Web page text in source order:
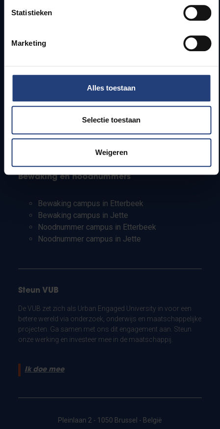
Statistieken
Marketing
Alles toestaan
Selectie toestaan
Weigeren
Onderzoeksgroepen
Personeel
PhD-studenten
Werkstudenten
Internationale studenten
Bewaking en noodnummers
Bewaking campus in Etterbeek
Bewaking campus in Jette
Noodnummer campus in Etterbeek
Noodnummer campus in Jette
Steun VUB
De VUB zet zich als Urban Engaged University in voor een
betere wereld via onderzoek, onderwijs en maatschappelijke
projecten. Ga samen met ons dit engagement aan. Steun
onze werking en investeer mee in de maatschappij.
Ik doe mee
Pleinlaan 2 - 1050 Brussel - België